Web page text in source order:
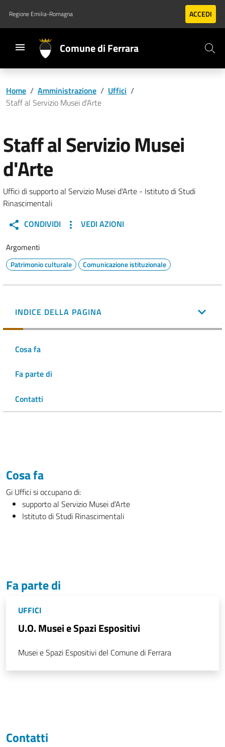
Vai al contenuto principale
Vai al footer
Regione Emilia-Romagna ACCEDI
Comune di Ferrara
Home / Amministrazione / Uffici /
Staff al Servizio Musei d'Arte
Staff al Servizio Musei
d'Arte
Uffici di supporto al Servizio Musei d'Arte - Istituto di Studi
Rinascimentali
CONDIVIDI
VEDI AZIONI
Argomenti
Patrimonio culturale Comunicazione istituzionale
INDICE DELLA PAGINA
Cosa fa
Fa parte di
Contatti
Cosa fa
Gi Uffici si occupano di:
supporto al Servizio Musei d'Arte
Istituto di Studi Rinascimentali
Fa parte di
UFFICI
U.O. Musei e Spazi Espositivi
Musei e Spazi Espositivi del Comune di Ferrara
Contatti